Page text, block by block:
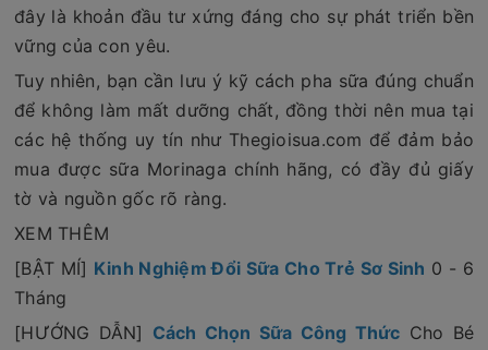
đây là khoản đầu tư xứng đáng cho sự phát triển bền
vững của con yêu.
Tuy nhiên, bạn cần lưu ý kỹ cách pha sữa đúng chuẩn
để không làm mất dưỡng chất, đồng thời nên mua tại
các hệ thống uy tín như Thegioisua.com để đảm bảo
mua được sữa Morinaga chính hãng, có đầy đủ giấy
tờ và nguồn gốc rõ ràng.
XEM THÊM
[BẬT MÍ] Kinh Nghiệm Đổi Sữa Cho Trẻ Sơ Sinh 0 - 6
Tháng
[HƯỚNG DẪN] Cách Chọn Sữa Công Thức Cho Bé